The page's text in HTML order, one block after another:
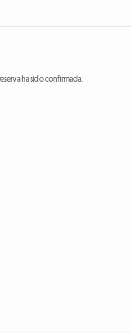
ha sido confirmada.